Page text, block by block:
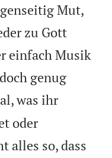
Mut,
zu Gott
einfach Musik
genug
was ihr
oder
alles so, dass